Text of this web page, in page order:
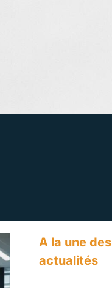
A la une des
actualités